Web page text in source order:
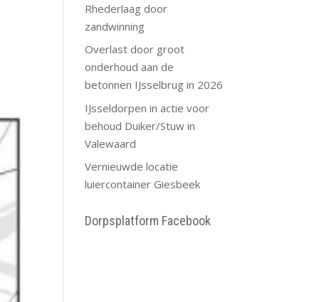
Rhederlaag door
zandwinning
Overlast door groot
onderhoud aan de
betonnen IJsselbrug in 2026
IJsseldorpen in actie voor
behoud Duiker/Stuw in
Valewaard
Vernieuwde locatie
luiercontainer Giesbeek
Dorpsplatform Facebook